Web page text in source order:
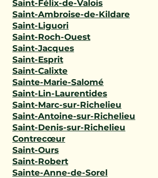
Saint-Félix-de-Valois
Saint-Ambroise-de-Kildare
Saint-Liguori
Saint-Roch-Ouest
Saint-Jacques
Saint-Esprit
Saint-Calixte
Sainte-Marie-Salomé
Saint-Lin-Laurentides
Saint-Marc-sur-Richelieu
Saint-Antoine-sur-Richelieu
Saint-Denis-sur-Richelieu
Contrecœur
Saint-Ours
Saint-Robert
Sainte-Anne-de-Sorel